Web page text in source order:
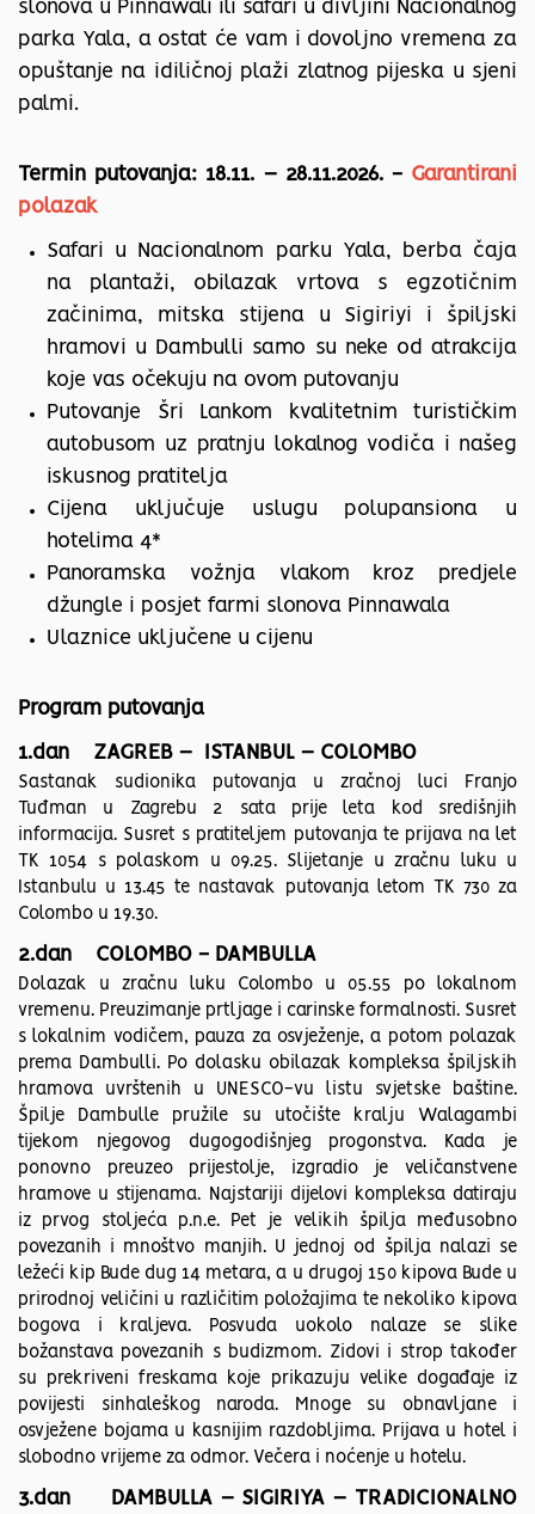
slonova u Pinnawali ili safari u divljini Nacionalnog
parka Yala, a ostat će vam i dovoljno vremena za
opuštanje na idiličnoj plaži zlatnog pijeska u sjeni
palmi.
Termin putovanja: 18.11. – 28.11.2026. - Garantirani
polazak
Safari u Nacionalnom parku Yala, berba čaja
na plantaži, obilazak vrtova s egzotičnim
začinima, mitska stijena u Sigiriyi i špiljski
hramovi u Dambulli samo su neke od atrakcija
koje vas očekuju na ovom putovanju
Putovanje Šri Lankom kvalitetnim turističkim
autobusom uz pratnju lokalnog vodiča i našeg
iskusnog pratitelja
Cijena uključuje uslugu polupansiona u
hotelima 4*
Panoramska vožnja vlakom kroz predjele
džungle i posjet farmi slonova Pinnawala
Ulaznice uključene u cijenu
Program putovanja
1.dan ZAGREB – ISTANBUL – COLOMBO
Sastanak sudionika putovanja u zračnoj luci Franjo
Tuđman u Zagrebu 2 sata prije leta kod središnjih
informacija. Susret s pratiteljem putovanja te prijava na let
TK 1054 s polaskom u 09.25. Slijetanje u zračnu luku u
Istanbulu u 13.45 te nastavak putovanja letom TK 730 za
Colombo u 19.30.
2.dan COLOMBO - DAMBULLA
Dolazak u zračnu luku Colombo u 05.55 po lokalnom
vremenu. Preuzimanje prtljage i carinske formalnosti. Susret
s lokalnim vodičem, pauza za osvježenje, a potom polazak
prema Dambulli. Po dolasku obilazak kompleksa špiljskih
hramova uvrštenih u UNESCO-vu listu svjetske baštine.
Špilje Dambulle pružile su utočište kralju Walagambi
tijekom njegovog dugogodišnjeg progonstva. Kada je
ponovno preuzeo prijestolje, izgradio je veličanstvene
hramove u stijenama. Najstariji dijelovi kompleksa datiraju
iz prvog stoljeća p.n.e. Pet je velikih špilja međusobno
povezanih i mnoštvo manjih. U jednoj od špilja nalazi se
ležeći kip Bude dug 14 metara, a u drugoj 150 kipova Bude u
prirodnoj veličini u različitim položajima te nekoliko kipova
bogova i kraljeva. Posvuda uokolo nalaze se slike
božanstava povezanih s budizmom. Zidovi i strop također
su prekriveni freskama koje prikazuju velike događaje iz
povijesti sinhaleškog naroda. Mnoge su obnavljane i
osvježene bojama u kasnijim razdobljima. Prijava u hotel i
slobodno vrijeme za odmor. Večera i noćenje u hotelu.
3.dan DAMBULLA – SIGIRIYA – TRADICIONALNO